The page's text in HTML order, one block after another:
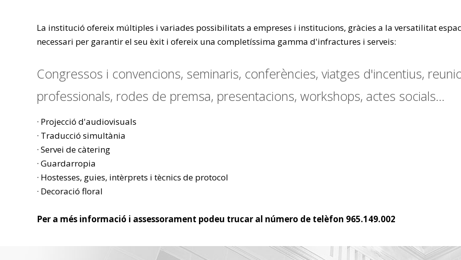
La institució ofereix múltiples i variades possibilitats a empreses i institucions, gràcies a la versatilitat
necessari per garantir el seu èxit i ofereix una completíssima gamma d'infractures i serveis:
Congressos i convencions, seminaris, conferències, viatges d'incentius,
professionals, rodes de premsa, presentacions, workshops, actes socials...
· Projecció d'audiovisuals
· Traducció simultània
· Servei de càtering
· Guardarropia
· Hostesses, guies, intèrprets i tècnics de protocol
· Decoració floral
Per a més informació i assessorament podeu trucar al número de telèfon 965.149.002